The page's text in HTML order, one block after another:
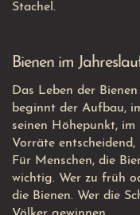
Stachel.
Bienen im
Das Leben der
beginnt der Aufbau,
seinen Höhepunkt,
Vorräte
Für Menschen, die
wichtig. Wer zu früh
die Bienen. Wer die